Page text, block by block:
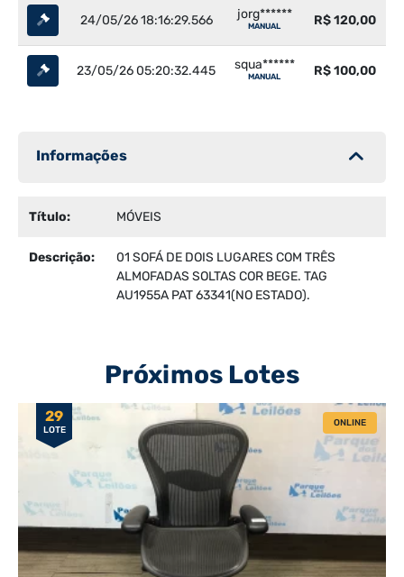
24/05/26 18:16:29.566 jorg******
MANUAL R$ 120,00
23/05/26 05:20:32.445 squa******
MANUAL R$ 100,00
Informações
Título: MÓVEIS
Descrição:
01 SOFÁ DE DOIS LUGARES COM TRÊS
ALMOFADAS SOLTAS COR BEGE. TAG
AU1955A PAT 63341(NO ESTADO).
Próximos Lotes
29
LOTE
ONLINE